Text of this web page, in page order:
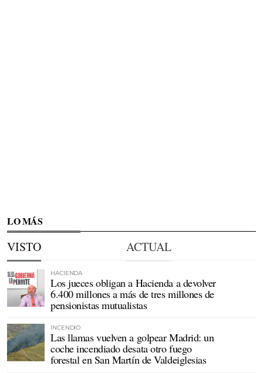
LO MÁS
VISTO ACTUAL
HACIENDA
Los jueces obligan a Hacienda a devolver
6.400 millones a más de tres millones de
pensionistas mutualistas
INCENDIO
Las llamas vuelven a golpear Madrid: un
coche incendiado desata otro fuego
forestal en San Martín de Valdeiglesias